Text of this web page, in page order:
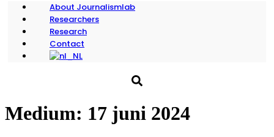
About Journalismlab
Researchers
Research
Contact
Medium: 17 juni 2024